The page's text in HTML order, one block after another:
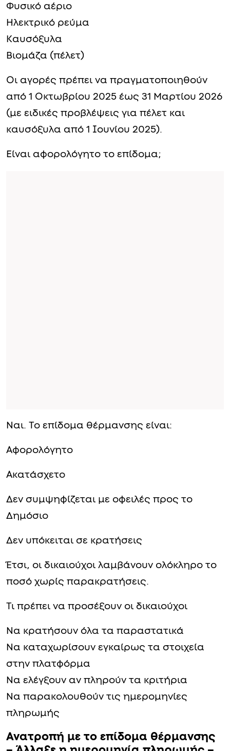
Φυσικό αέριο
Ηλεκτρικό ρεύμα
Καυσόξυλα
Βιομάζα (πέλετ)
Οι αγορές πρέπει να πραγματοποιηθούν
από 1 Οκτωβρίου 2025 έως 31 Μαρτίου 2026
(με ειδικές προβλέψεις για πέλετ και
καυσόξυλα από 1 Ιουνίου 2025).
Είναι αφορολόγητο το επίδομα;
Ναι. Το επίδομα θέρμανσης είναι:
Αφορολόγητο
Ακατάσχετο
Δεν συμψηφίζεται με οφειλές προς το
Δημόσιο
Δεν υπόκειται σε κρατήσεις
Έτσι, οι δικαιούχοι λαμβάνουν ολόκληρο το
ποσό χωρίς παρακρατήσεις.
Τι πρέπει να προσέξουν οι δικαιούχοι
Να κρατήσουν όλα τα παραστατικά
Να καταχωρίσουν εγκαίρως τα στοιχεία
στην πλατφόρμα
Να ελέγξουν αν πληρούν τα κριτήρια
Να παρακολουθούν τις ημερομηνίες
πληρωμής
Ανατροπή με το επίδομα θέρμανσης